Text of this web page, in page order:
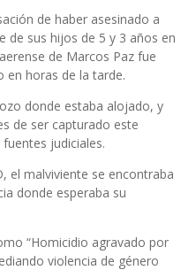
de haber asesinado a
de sus hijos de 5 y 3 años en
de Marcos Paz fue
en horas de la tarde.
donde estaba alojado, y
de ser capturado este
judiciales.
el malviviente se encontraba
donde esperaba su
“Homicidio agravado por
violencia de género